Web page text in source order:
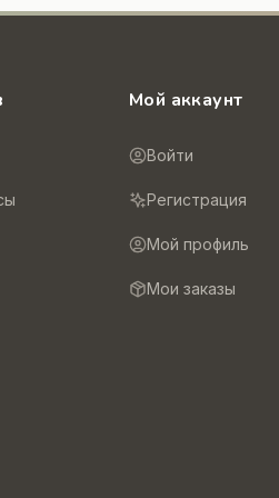
Мой аккаунт
Войти
Регистрация
Мой профиль
Мои заказы